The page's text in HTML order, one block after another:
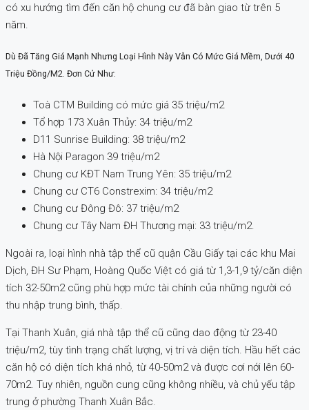
có xu hướng tìm đến căn hộ chung cư đã bàn giao từ trên 5
năm.
Dù Đã Tăng Giá Mạnh Nhưng Loại Hình Này Vẫn Có Mức Giá Mềm, Dưới 40
Triệu Đồng/m2. Đơn Cử Như:
Toà CTM Building có mức giá 35 triệu/m2
Tổ hợp 173 Xuân Thủy: 34 triệu/m2
D11 Sunrise Building: 38 triệu/m2
Hà Nội Paragon 39 triệu/m2
Chung cư KĐT Nam Trung Yên: 35 triệu/m2
Chung cư CT6 Constrexim: 34 triệu/m2
Chung cư Đông Đô: 37 triệu/m2
Chung cư Tây Nam ĐH Thương mại: 33 triệu/m2.
Ngoài ra, loại hình nhà tập thể cũ quận Cầu Giấy tại các khu Mai
Dịch, ĐH Sư Phạm, Hoàng Quốc Việt có giá từ 1,3-1,9 tỷ/căn diện
tích 32-50m2 cũng phù hợp mức tài chính của những người có
thu nhập trung bình, thấp.
Tại Thanh Xuân, giá nhà tập thể cũ cũng dao động từ 23-40
triệu/m2, tùy tình trạng chất lượng, vị trí và diện tích. Hầu hết các
căn hộ có diện tích khá nhỏ, từ 40-50m2 và được cơi nới lên 60-
70m2. Tuy nhiên, nguồn cung cũng không nhiều, và chủ yếu tập
trung ở phường Thanh Xuân Bắc.